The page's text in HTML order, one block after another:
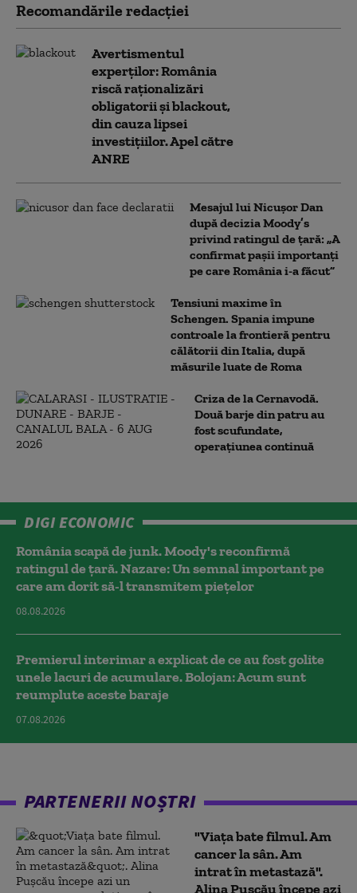
Recomandările redacţiei
Avertismentul
experților: România
riscă raționalizări
obligatorii și blackout,
din cauza lipsei
investițiilor. Apel către
ANRE
Mesajul lui Nicușor Dan
după decizia Moody’s
privind ratingul de țară: „A
confirmat pașii importanți
pe care România i-a făcut”
Tensiuni maxime în
Schengen. Spania impune
controale la frontieră pentru
călătorii din Italia, după
măsurile luate de Roma
Criza de la Cernavodă.
Două barje din patru au
fost scufundate,
operațiunea continuă
DIGI ECONOMIC
România scapă de junk. Moody's reconfirmă
ratingul de țară. Nazare: Un semnal important pe
care am dorit să-l transmitem piețelor
08.08.2026
Premierul interimar a explicat de ce au fost golite
unele lacuri de acumulare. Bolojan: Acum sunt
reumplute aceste baraje
07.08.2026
PARTENERII NOȘTRI
"Viața bate filmul. Am
cancer la sân. Am
intrat în metastază".
Alina Pușcău începe azi